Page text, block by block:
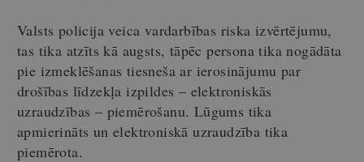
Valsts policija veica vardarbības riska izvērtējumu,
tas tika atzīts kā augsts, tāpēc persona tika nogādāta
pie izmeklēšanas tiesneša ar ierosinājumu par
drošības līdzekļa izpildes – elektroniskās
uzraudzības – piemērošanu. Lūgums tika
apmierināts un elektroniskā uzraudzība tika
piemērota.